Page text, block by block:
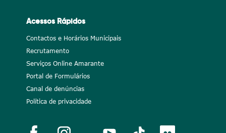
Acessos Rápidos
Contactos e Horários Municipais
Recrutamento
Serviços Online Amarante
Portal de Formulários
Canal de denúncias
Política de privacidade